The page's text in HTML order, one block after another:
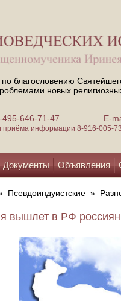
благословению
новых
495-646-71-47 E-
приёма информации 8-916-005-
Документы Объявления
Псевдоиндуистские »
вышлет в РФ